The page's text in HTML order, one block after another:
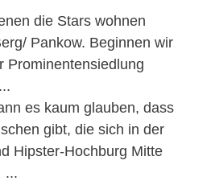
die Stars wohnen
Pankow. Beginnen wir
Prominentensiedlung
es kaum glauben, dass
gibt, die sich in der
Hipster-Hochburg Mitte
...